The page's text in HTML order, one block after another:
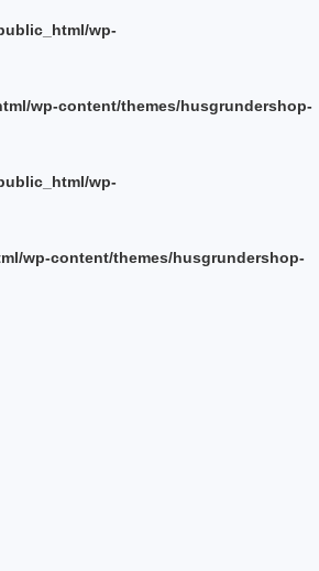
wp-
wp-content/themes/husgrundershop-
wp-
wp-content/themes/husgrundershop-